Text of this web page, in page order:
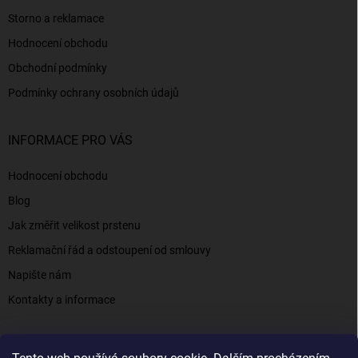
Storno a reklamace
Hodnocení obchodu
Obchodní podmínky
Podmínky ochrany osobních údajů
INFORMACE PRO VÁS
Hodnocení obchodu
Blog
Jak změřit velikost prstenu
Reklamační řád a odstoupení od smlouvy
Napište nám
Kontakty a informace